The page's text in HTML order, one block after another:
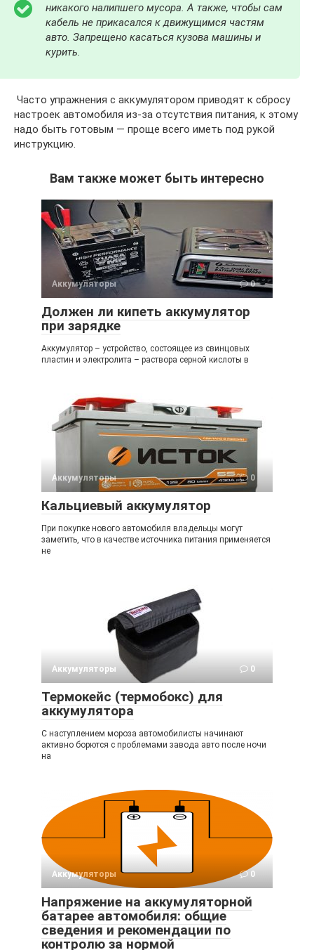
никакого налипшего мусора. А также, чтобы сам
кабель не прикасался к движущимся частям
авто. Запрещено касаться кузова машины и
курить.
Часто упражнения с аккумулятором приводят к сбросу
настроек автомобиля из-за отсутствия питания, к этому
надо быть готовым — проще всего иметь под рукой
инструкцию.
Вам также может быть интересно
Аккумуляторы 0
Должен ли кипеть аккумулятор
при зарядке
Аккумулятор – устройство, состоящее из свинцовых
пластин и электролита – раствора серной кислоты в
Аккумуляторы 0
Кальциевый аккумулятор
При покупке нового автомобиля владельцы могут
заметить, что в качестве источника питания применяется
не
Аккумуляторы 0
Термокейс (термобокс) для
аккумулятора
С наступлением мороза автомобилисты начинают
активно борются с проблемами завода авто после ночи
на
Аккумуляторы 0
Напряжение на аккумуляторной
батарее автомобиля: общие
сведения и рекомендации по
контролю за нормой